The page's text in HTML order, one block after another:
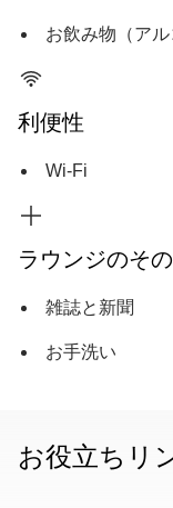
お飲み物（アル
利便性
Wi-Fi
ラウンジのそ
雑誌と新聞
お手洗い
お役立ちリ